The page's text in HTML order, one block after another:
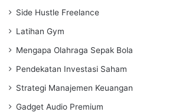
Side Hustle Freelance
Latihan Gym
Mengapa Olahraga Sepak Bola
Pendekatan Investasi Saham
Strategi Manajemen Keuangan
Gadget Audio Premium